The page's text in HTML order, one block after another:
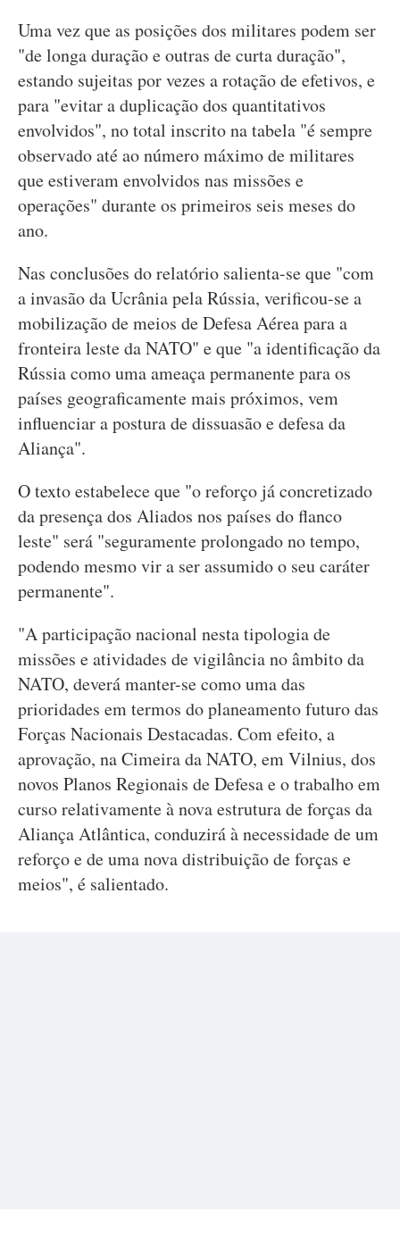
Uma vez que as posições dos militares podem ser
"de longa duração e outras de curta duração",
estando sujeitas por vezes a rotação de efetivos, e
para "evitar a duplicação dos quantitativos
envolvidos", no total inscrito na tabela "é sempre
observado até ao número máximo de militares
que estiveram envolvidos nas missões e
operações" durante os primeiros seis meses do
ano.
Nas conclusões do relatório salienta-se que "com
a invasão da Ucrânia pela Rússia, verificou-se a
mobilização de meios de Defesa Aérea para a
fronteira leste da NATO" e que "a identificação da
Rússia como uma ameaça permanente para os
países geograficamente mais próximos, vem
influenciar a postura de dissuasão e defesa da
Aliança".
O texto estabelece que "o reforço já concretizado
da presença dos Aliados nos países do flanco
leste" será "seguramente prolongado no tempo,
podendo mesmo vir a ser assumido o seu caráter
permanente".
"A participação nacional nesta tipologia de
missões e atividades de vigilância no âmbito da
NATO, deverá manter-se como uma das
prioridades em termos do planeamento futuro das
Forças Nacionais Destacadas. Com efeito, a
aprovação, na Cimeira da NATO, em Vilnius, dos
novos Planos Regionais de Defesa e o trabalho em
curso relativamente à nova estrutura de forças da
Aliança Atlântica, conduzirá à necessidade de um
reforço e de uma nova distribuição de forças e
meios", é salientado.